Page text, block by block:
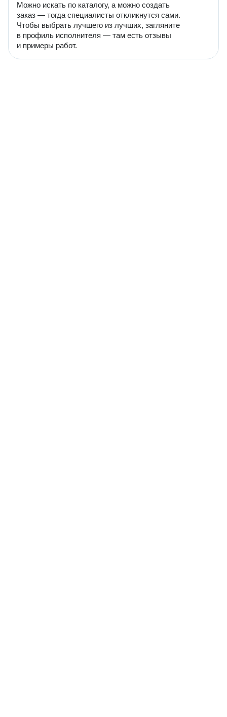
Можно искать по каталогу, а можно создать
заказ — тогда специалисты откликнутся сами.
Чтобы выбрать лучшего из лучших, загляните
в профиль исполнителя — там есть отзывы
и примеры работ.